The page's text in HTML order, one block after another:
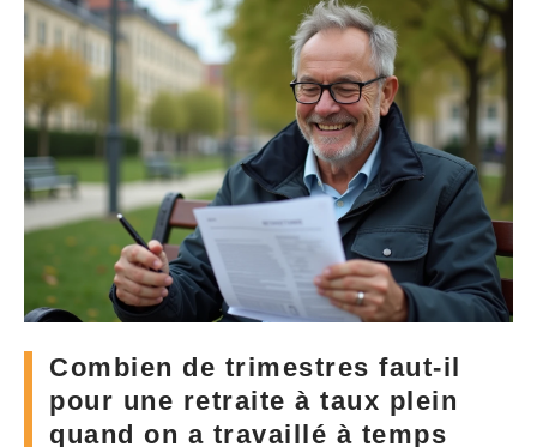
Combien de trimestres faut-il
pour une retraite à taux plein
quand on a travaillé à temps